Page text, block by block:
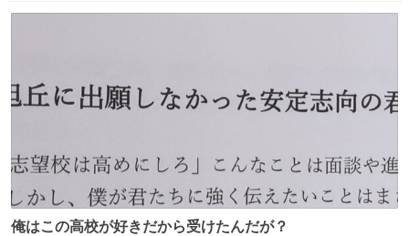
俺はこの高校が好きだから受けたんだが？